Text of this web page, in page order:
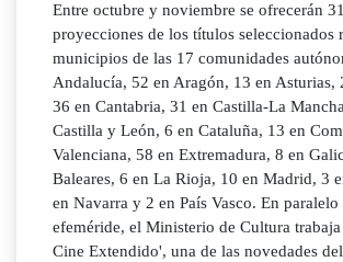
Entre octubre y noviembre se ofrecerán
proyecciones de los títulos seleccionados
municipios de las 17 comunidades
Andalucía, 52 en Aragón, 13 en Asturias,
36 en Cantabria, 31 en Castilla-La
Castilla y León, 6 en Cataluña, 13 en
Valenciana, 58 en Extremadura, 8 en
Baleares, 6 en La Rioja, 10 en Madrid, 3
en Navarra y 2 en País Vasco. En paralelo
efeméride, el Ministerio de Cultura
Cine Extendido', una de las novedades